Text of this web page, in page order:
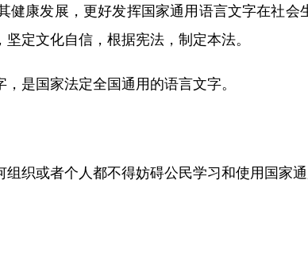
发展，更好发挥国家通用语言文字在社会
定文化自信，根据宪法，制定本法。
国家法定全国通用的语言文字。
或者个人都不得妨碍公民学习和使用国家通